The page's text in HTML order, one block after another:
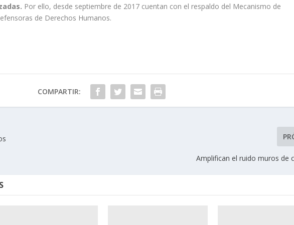
Por ello, desde septiembre de 2017 cuentan con el respaldo del Mecanismo de
de Derechos Humanos.
COMPARTIR:
Amplifican el ruido muros de